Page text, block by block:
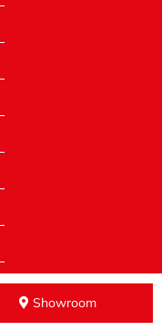
Showroom